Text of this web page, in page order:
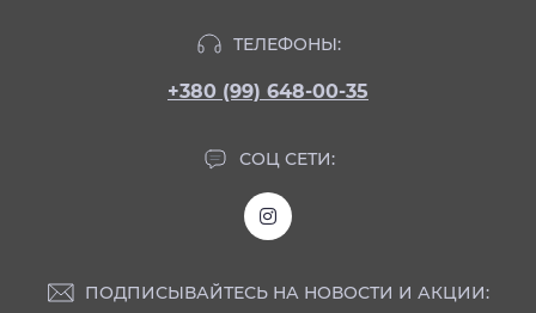
ТЕЛЕФОНЫ:
+380 (99) 648-00-35
СОЦ СЕТИ:
ПОДПИСЫВАЙТЕСЬ НА НОВОСТИ И АКЦИИ: